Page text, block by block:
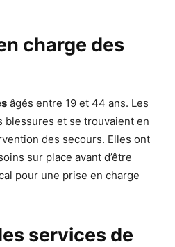
charge des
âgés entre 19 et 44 ans. Les
et se trouvaient en
des secours. Elles ont
sur place avant d’être
pour une prise en charge
services de